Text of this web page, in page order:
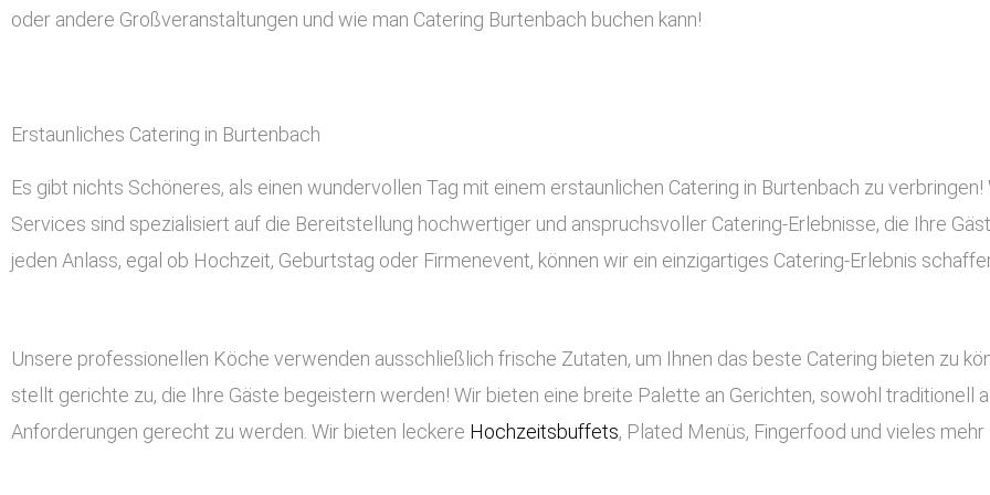
oder andere Großveranstaltungen und wie man Catering Burtenbach buchen kann!
Erstaunliches Catering in Burtenbach
Es gibt nichts Schöneres, als einen wundervollen Tag mit einem erstaunlichen Catering in Burtenbach zu
Services sind spezialisiert auf die Bereitstellung hochwertiger und anspruchsvoller Catering-Erlebnisse, die Ihre
jeden Anlass, egal ob Hochzeit, Geburtstag oder Firmenevent, können wir ein einzigartiges Catering-Erlebnis
Unsere professionellen Köche verwenden ausschließlich frische Zutaten, um Ihnen das beste Catering bieten zu
stellt gerichte zu, die Ihre Gäste begeistern werden! Wir bieten eine breite Palette an Gerichten, sowohl traditionell
Anforderungen gerecht zu werden. Wir bieten leckere Hochzeitsbuffets, Plated Menüs, Fingerfood und vieles mehr